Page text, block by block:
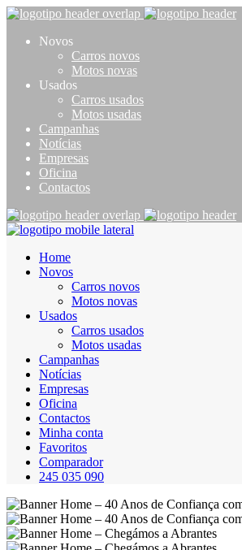
Novos
Carros novos
Motos novas
Usados
Carros usados
Motos usadas
Campanhas
Notícias
Empresas
Oficina
Contactos
Home
Novos
Carros novos
Motos novas
Usados
Carros usados
Motos usadas
Campanhas
Notícias
Empresas
Oficina
Contactos
Minha conta
Favoritos
Comparador
245 035 090